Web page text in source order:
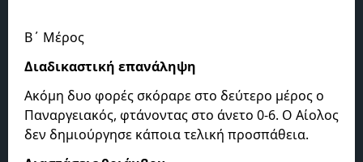
Β΄ Μέρος
Διαδικαστική επανάληψη
Ακόμη δυο φορές σκόραρε στο δεύτερο μέρος ο
Παναργειακός, φτάνοντας στο άνετο 0-6. Ο Αίολος
δεν δημιούργησε κάποια τελική προσπάθεια.